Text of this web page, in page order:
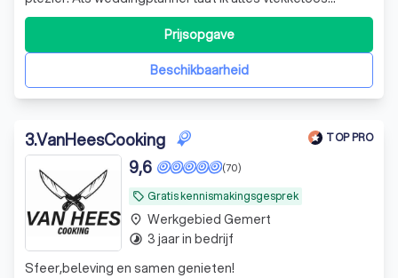
verlopen. Jullie hoeven alleen JA te zeggen.
Genomineerd beste weddingplanner 25-26
Beschikbaarheid
Prijsopgave
3.VanHeesCooking TOP PRO
local_offer Gratis kennismakingsgesprek
(70)
9,6
Sfeer,beleving en samen genieten!
place Werkgebied Gemert
timelapse 3 jaar in bedrijf